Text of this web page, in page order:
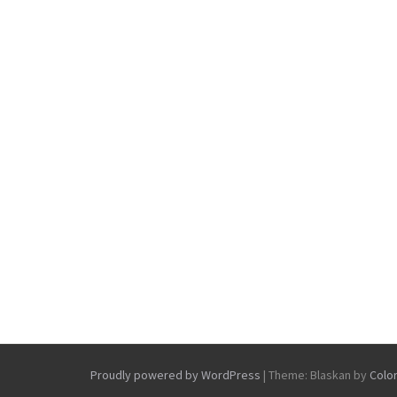
Proudly powered by WordPress | Theme: Blaskan by